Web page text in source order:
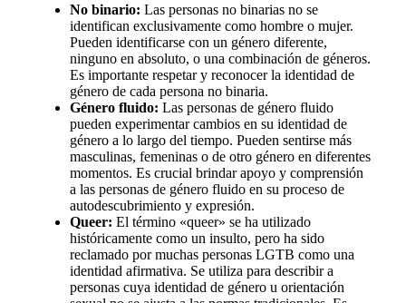
No binario: Las personas no binarias no se
identifican exclusivamente como hombre o mujer.
Pueden identificarse con un género diferente,
ninguno en absoluto, o una combinación de géneros.
Es importante respetar y reconocer la identidad de
género de cada persona no binaria.
Género fluido: Las personas de género fluido
pueden experimentar cambios en su identidad de
género a lo largo del tiempo. Pueden sentirse más
masculinas, femeninas o de otro género en diferentes
momentos. Es crucial brindar apoyo y comprensión
a las personas de género fluido en su proceso de
autodescubrimiento y expresión.
Queer: El término «queer» se ha utilizado
históricamente como un insulto, pero ha sido
reclamado por muchas personas LGTB como una
identidad afirmativa. Se utiliza para describir a
personas cuya identidad de género u orientación